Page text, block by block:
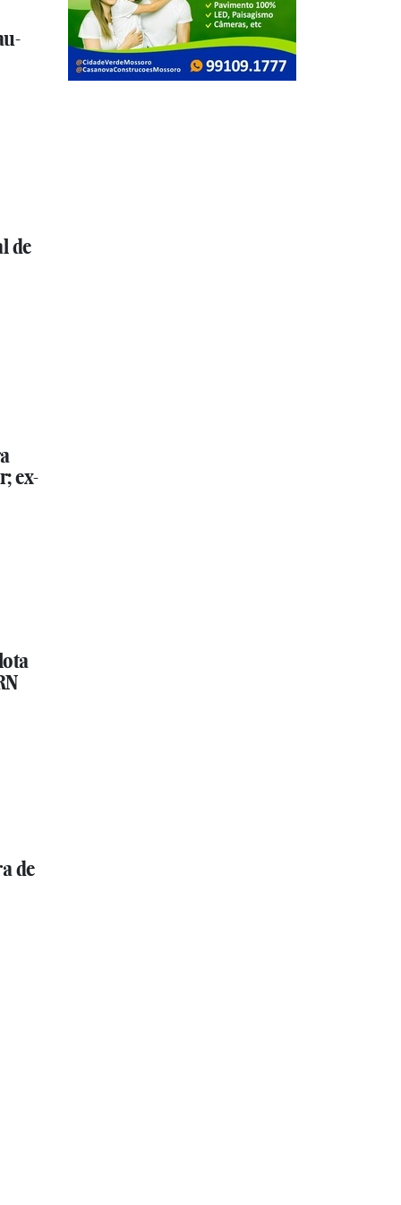
de
ex-
de